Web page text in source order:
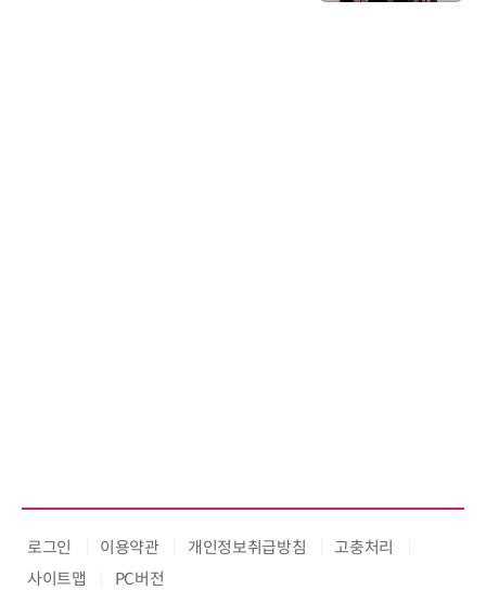
로그인 이용약관 개인정보취급방침
고충처리
사이트맵
PC버전